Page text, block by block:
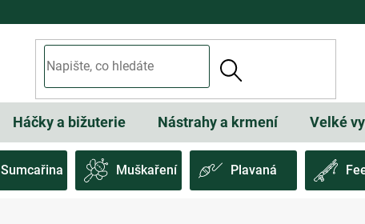
Háčky a bižuterie Nástrahy a krmení Velké
Sumcařina Muškaření Plavaná